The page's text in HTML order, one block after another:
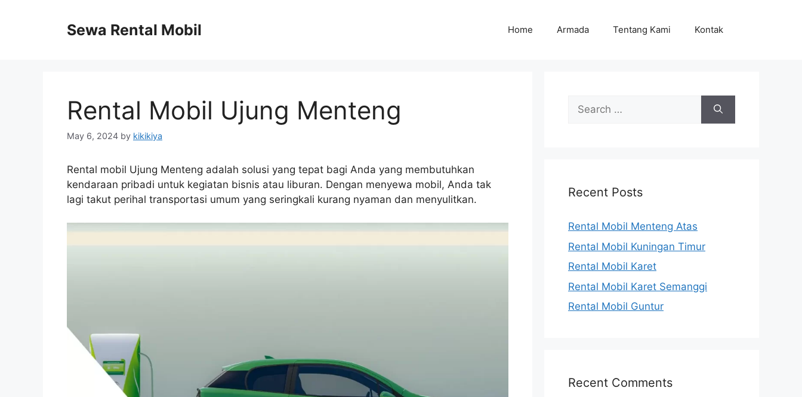
Sewa Rental Mobil Home Armada Tentang Kami Kontak
Rental Mobil Ujung Menteng
May 6, 2024 by kikikiya
Rental mobil Ujung Menteng adalah solusi yang tepat bagi Anda yang membutuhkan
kendaraan pribadi untuk kegiatan bisnis atau liburan. Dengan menyewa mobil, Anda tak
lagi takut perihal transportasi umum yang seringkali kurang nyaman dan menyulitkan.
Search
for:
Recent Posts
Rental Mobil Menteng Atas
Rental Mobil Kuningan Timur
Rental Mobil Karet
Rental Mobil Karet Semanggi
Rental Mobil Guntur
Recent Comments